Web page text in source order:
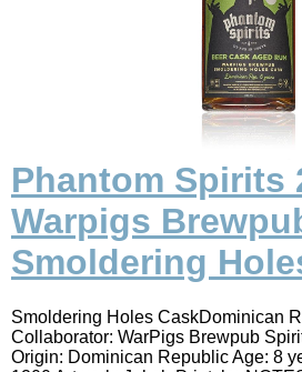
Phantom Spirits
Warpigs
Smoldering
Smoldering Holes CaskDominican
Collaborator: WarPigs Brewpub
Origin: Dominican Republic Age: 8